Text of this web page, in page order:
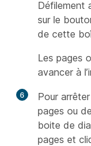
Défilement
sur le
de cette
Les pages
avancer à
6
Pour
pages ou
boite de
pages et